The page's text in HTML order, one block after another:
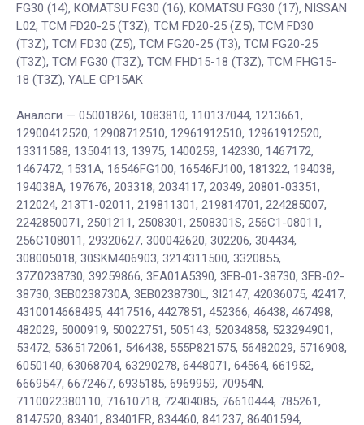
FG30 (14), KOMATSU FG30 (16), KOMATSU FG30 (17), NISSAN
L02, TCM FD20-25 (T3Z), TCM FD20-25 (Z5), TCM FD30
(T3Z), TCM FD30 (Z5), TCM FG20-25 (T3), TCM FG20-25
(T3Z), TCM FG30 (T3Z), TCM FHD15-18 (T3Z), TCM FHG15-
18 (T3Z), YALE GP15AK
Аналоги — 05001826I, 1083810, 110137044, 1213661,
12900412520, 12908712510, 12961912510, 12961912520,
13311588, 13504113, 13975, 1400259, 142330, 1467172,
1467472, 1531A, 16546FG100, 16546FJ100, 181322, 194038,
194038A, 197676, 203318, 2034117, 20349, 20801-03351,
212024, 213T1-02011, 219811301, 219814701, 224285007,
2242850071, 2501211, 2508301, 2508301S, 256C1-08011,
256С108011, 29320627, 300042620, 302206, 304434,
308005018, 30SKM406903, 3214311500, 3320855,
37Z0238730, 39259866, 3EA01A5390, 3EB-01-38730, 3EB-02-
38730, 3EB0238730A, 3EB0238730L, 3I2147, 42036075, 42417,
4310014668495, 4417516, 4427851, 452366, 46438, 467498,
482029, 5000919, 50022751, 505143, 52034858, 523294901,
53472, 5365172061, 546438, 555P821575, 56482029, 5716908,
6050140, 63068704, 63290278, 6448071, 64564, 661952,
6669547, 6672467, 6935185, 6969959, 70954N,
7110022380110, 71610718, 72404085, 76610444, 785261,
8147520, 83401, 83401FR, 834460, 841237, 86401594,